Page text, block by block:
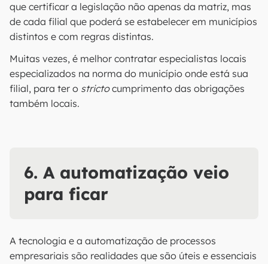
que certificar a legislação não apenas da matriz, mas
de cada filial que poderá se estabelecer em municípios
distintos e com regras distintas.
Muitas vezes, é melhor contratar especialistas locais
especializados na norma do município onde está sua
filial, para ter o strictocumprimento das obrigações
também locais.
6. A automatização veio
para ficar
A tecnologia e a automatização de processos
empresariais são realidades que são úteis e essenciais